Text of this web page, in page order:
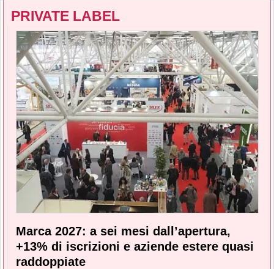
PRIVATE LABEL
Marca 2027: a sei mesi dall’apertura,
+13% di iscrizioni e aziende estere quasi
raddoppiate